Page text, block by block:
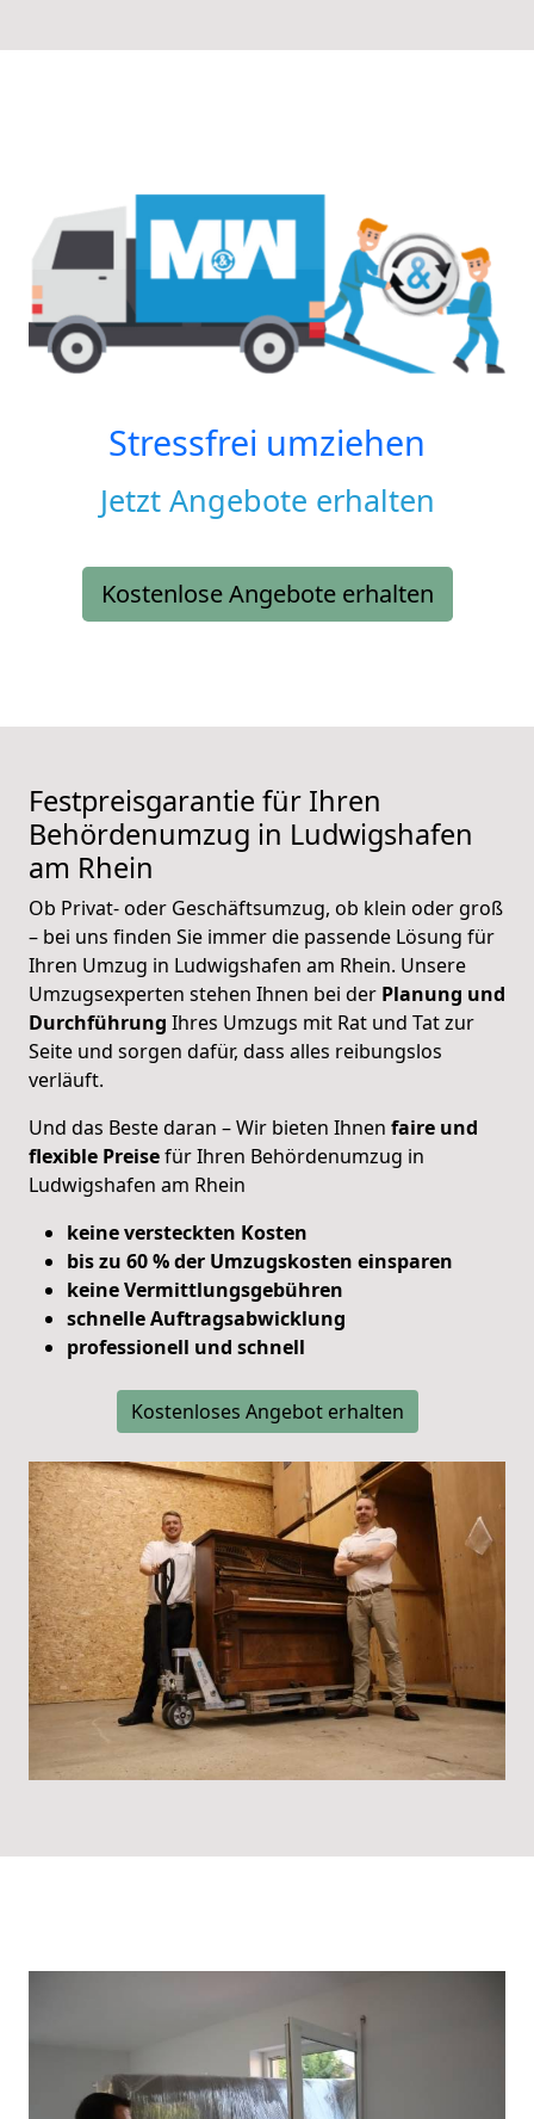
Stressfrei umziehen
Jetzt Angebote erhalten
Kostenlose Angebote erhalten
Festpreisgarantie für Ihren
Behördenumzug in Ludwigshafen
am Rhein
Ob Privat- oder Geschäftsumzug, ob klein oder groß
– bei uns finden Sie immer die passende Lösung für
Ihren Umzug in Ludwigshafen am Rhein. Unsere
Umzugsexperten stehen Ihnen bei der Planung und
Durchführung Ihres Umzugs mit Rat und Tat zur
Seite und sorgen dafür, dass alles reibungslos
verläuft.
Und das Beste daran – Wir bieten Ihnen faire und
flexible Preisefür Ihren Behördenumzug in
Ludwigshafen am Rhein
keine versteckten Kosten
bis zu 60 % der Umzugskosten einsparen
keine Vermittlungsgebühren
schnelle Auftragsabwicklung
professionell und schnell
Kostenloses Angebot erhalten